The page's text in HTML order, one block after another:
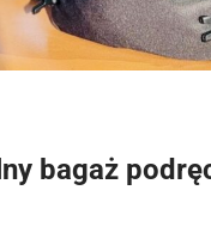
bagaż